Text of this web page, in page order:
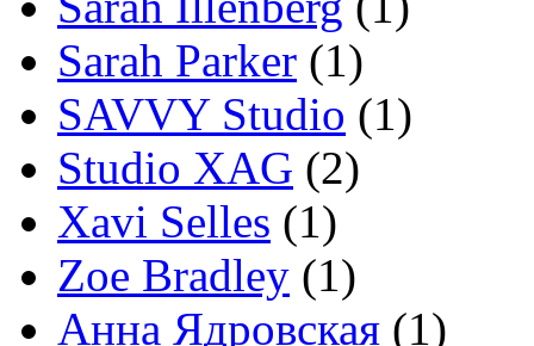
Sarah Parker (1)
SAVVY Studio (1)
Studio XAG (2)
Xavi Selles (1)
Zoe Bradley (1)
Анна Ядровская (1)